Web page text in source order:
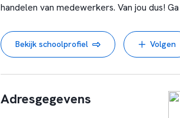
handelen van medewerkers. Van jou dus!
Bekijk schoolprofiel Volgen
Adresgegevens